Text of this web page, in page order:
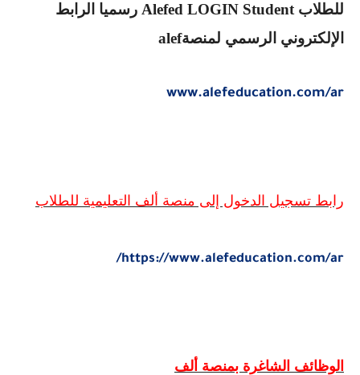
للطلاب Alefed LOGIN Student رسميا الرابط
الإلكتروني الرسمي لمنصةalef
www.alefeducation.com/ar
رابط تسجيل الدخول إلى منصة ألف التعليمية للطلاب
https://www.alefeducation.com/ar
/
الوظائف الشاغرة بمنصة ألف